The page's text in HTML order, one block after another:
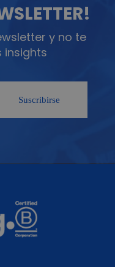
y no te
insights